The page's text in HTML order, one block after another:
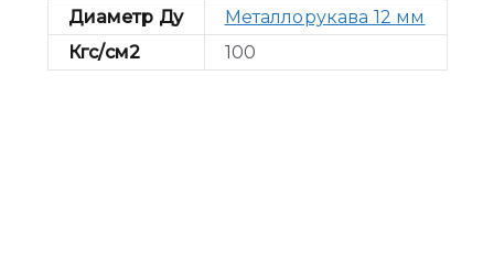
Диаметр Ду
Металлорукава 12 мм
Кгс/см2
100